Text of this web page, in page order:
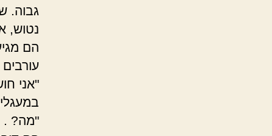
גבוה.
נטוש,
הם
"אני
"מה? . .